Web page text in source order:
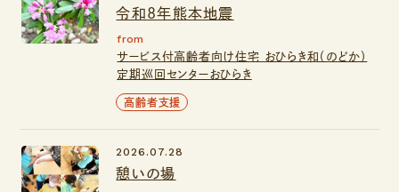
令和8年熊本地震
from
サービス付高齢者向け住宅 おひらき和（のどか）
定期巡回センターおひらき
高齢者支援
憩いの場
2026.07.28